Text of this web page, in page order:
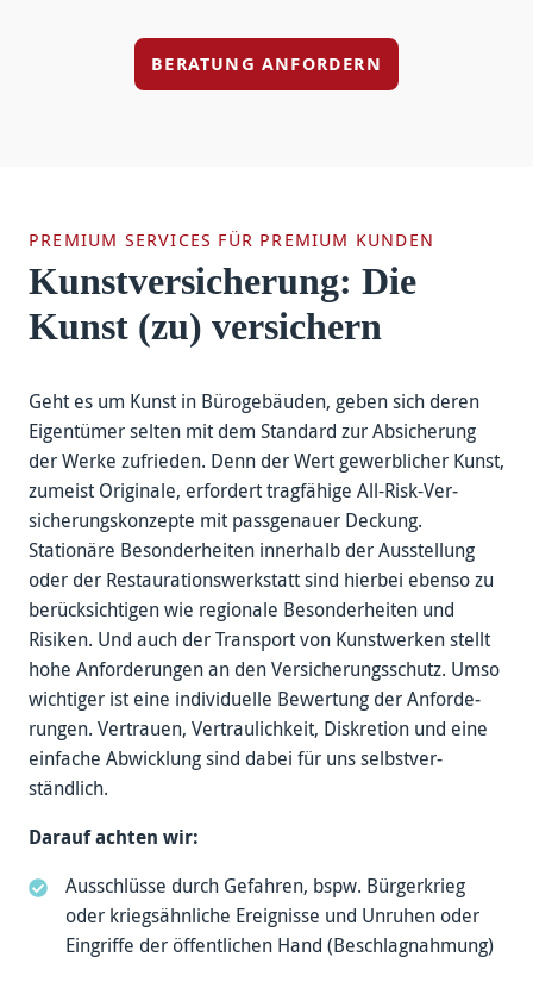
BERATUNG ANFORDERN
PREMIUM SERVICES FÜR PREMIUM KUNDEN
Kunstversicherung: Die
Kunst (zu) versichern
Geht es um Kunst in Bürogebäuden, geben sich deren
Eigentümer selten mit dem Standard zur Absicherung
der Werke zufrieden. Denn der Wert gewerb­licher Kunst,
zumeist Originale, erfor­dert trag­fähige All-­Risk-­Ver­
sicherungs­konzepte mit pass­genauer Deckung.
Stationäre Besonder­heiten inner­halb der Aus­stellung
oder der Restau­rations­werkstatt sind hierbei ebenso zu
berück­sich­tigen wie regio­nale Besonder­heiten und
Risiken. Und auch der Trans­port von Kunst­werken stellt
hohe Anforde­rungen an den Ver­sicherungs­schutz. Umso
wichtiger ist eine indivi­duelle Bewer­tung der Anforde­
rungen. Vertrauen, Vertrau­lichkeit, Diskretion und eine
ein­fache Abwick­lung sind dabei für uns selbst­ver­
ständlich.
Darauf achten wir:
Ausschlüsse durch Gefah­ren, bspw. Bürge­rkrieg
oder kriegs­ähnliche Ereig­nisse und Un­ruhen oder
Ein­griffe der öffent­lichen Hand (Beschlag­nahmung)